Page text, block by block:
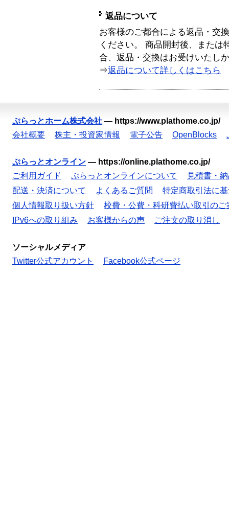
返品について
お客様のご都合による返品・交
ください。 商品開封後、または
合、返品・交換はお受けいたし
⇒返品について詳しくはこちら
ぷらっとホーム株式会社 — https://www.plathome.co.jp/
会社概要
株主・投資家情報 電子公告 OpenBlocks
ぷらっとオンライン — https://online.plathome.co.jp/
ご利用ガイド
ぷらっとオンラインについて
見積書・
配送・決済について
よくあるご質問
特定商取引法に
個人情報取り扱い方針
校費・公費・科研費払い取引のご
IPv6への取り組み
お客様からの声 ご注文の取り消し
ソーシャルメディア
Twitter公式アカウント
Facebook公式ページ